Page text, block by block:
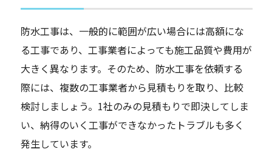
防水工事は、一般的に範囲が広い場合には高額にな
る工事であり、工事業者によっても施工品質や費用が
大きく異なります。そのため、防水工事を依頼する
際には、複数の工事業者から見積もりを取り、比較
検討しましょう。1社のみの見積もりで即決してしま
い、納得のいく工事ができなかったトラブルも多く
発生しています。